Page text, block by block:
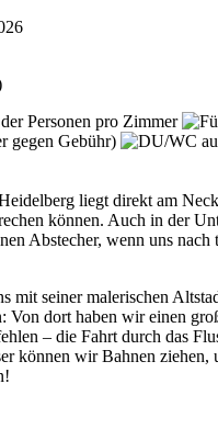
liegt direkt am
können. Auch in der
Abstecher, wenn uns
mit seiner malerischen
Von dort haben wir einen
– die Fahrt durch das
können wir Bahnen